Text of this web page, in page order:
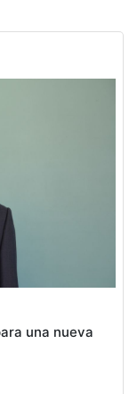
una nueva